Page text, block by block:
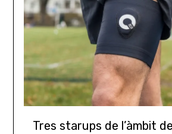
Tres starups de l’àmbit